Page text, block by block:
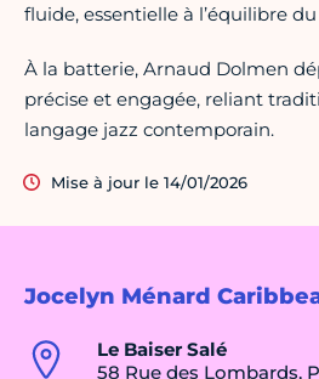
Jocelyn Ménard
Le Baiser Salé
58 Rue des Lombards,
fluide, essentielle à l’équilibre
À la batterie, Arnaud Dolmen
précise et engagée, reliant
langage jazz contemporain.
Mise à jour le 14/01/2026